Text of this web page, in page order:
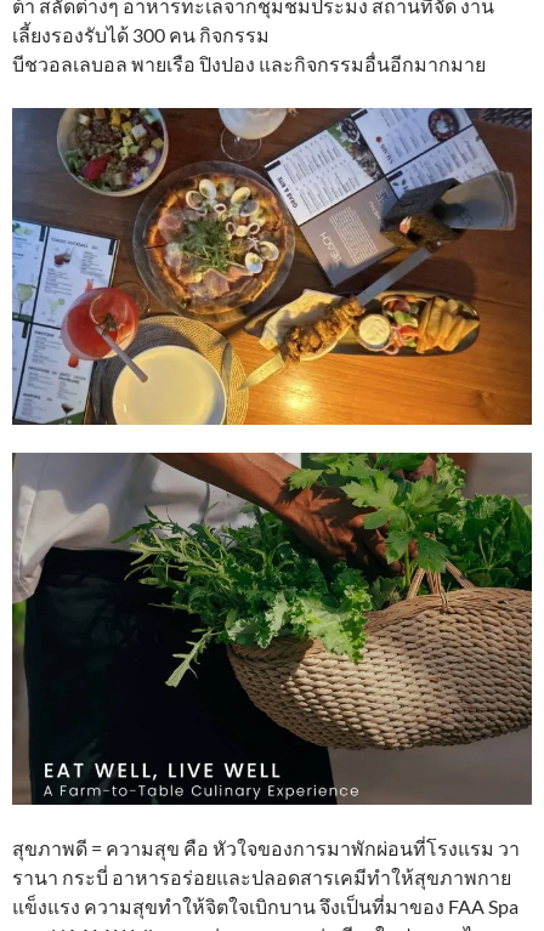
ต้า สลัดต่างๆ อาหารทะเลจากชุมชมประมง สถานที่จัด งาน
เลี้ยงรองรับได้ 300 คน กิจกรรม
บีชวอลเลบอล พายเรือ ปิงปอง และกิจกรรมอื่นอีกมากมาย
สุขภาพดี = ความสุข คือ หัวใจของการมาพักผ่อนที่โรงแรม วา
รานา กระบี่ อาหารอร่อยและปลอดสารเคมีทำให้สุขภาพกาย
แข็งแรง ความสุขทำให้จิตใจเบิกบาน จึงเป็นที่มาของ FAA Spa